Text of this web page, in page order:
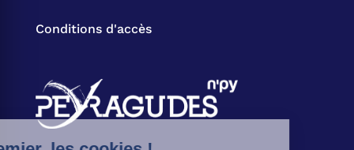
Conditions d'accès